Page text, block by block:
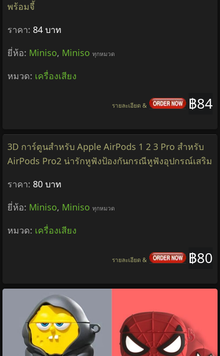
พร้อมจี้
ราคา: 84 บาท
ยี่ห้อ: Miniso, Miniso ทุกหมวด
หมวด: เครื่องเสียง
฿84
รายละเอียด &